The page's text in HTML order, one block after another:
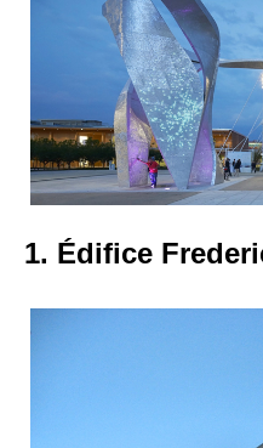
1. Édifice